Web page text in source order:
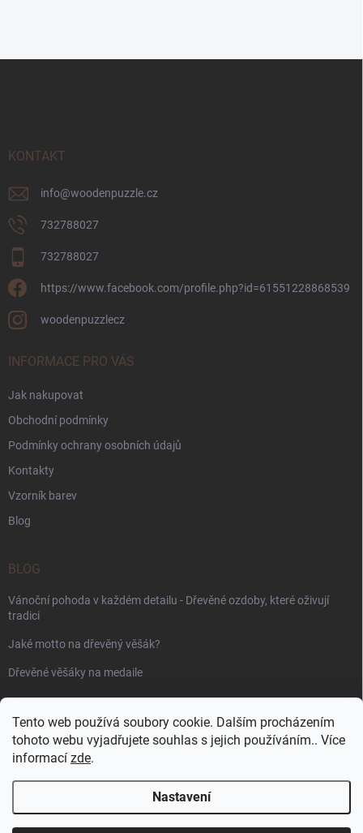
Tento web používá soubory cookie. Dalším procházením
tohoto webu vyjadřujete souhlas s jejich používáním.. Více
informací zde.
Nastavení
KONTAKT
info@woodenpuzzle.cz
732788027
732788027
https://www.facebook.com/profile.php?id=61551228868539
woodenpuzzlecz
INFORMACE PRO VÁS
Jak nakupovat
Obchodní podmínky
Podmínky ochrany osobních údajů
Kontakty
Vzorník barev
Blog
BLOG
Vánoční pohoda v každém detailu - Dřevěné ozdoby, které oživují
tradici
Jaké motto na dřevěný věšák?
Dřevěné věšáky na medaile
PŘIJÍMÁME ONLINE PLATBY